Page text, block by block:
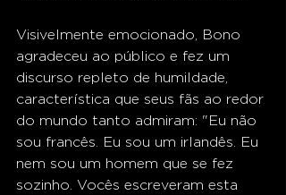
Visivelmente emocionado, Bono
agradeceu ao público e fez um
discurso repleto de humildade,
característica que seus fãs ao redor
do mundo tanto admiram: "Eu não
sou francês. Eu sou um irlandês. Eu
nem sou um homem que se fez
sozinho. Vocês escreveram esta